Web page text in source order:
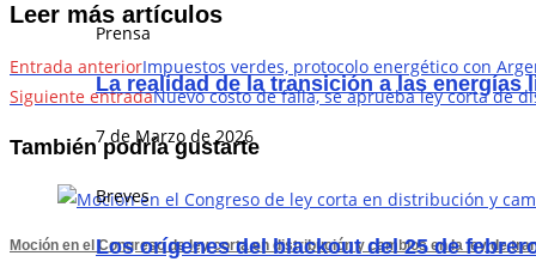
Prensa
La realidad de la transición a las energías
7 de Marzo de 2026
Breves
Los orígenes del blackout del 25 de
Leer más artículos
Entrada anteriorImpuestos verdes, protocolo energético con
Siguiente entradaNuevo costo de falla, se aprueba ley corta de
También podría gustarte
Moción en el Congreso de ley corta en distribución y cambios en la ley de